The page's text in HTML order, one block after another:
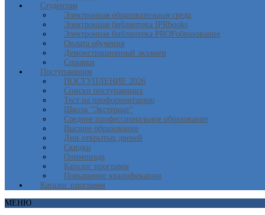
Студентам
Электронная образовательная среда
Электронная библиотека IPRbooks
Электронная библиотека PROFобразование
Оплата обучения
Демонстрационный экзамен
Справки
Поступающим
ПОСТУПЛЕНИЕ 2026
Списки поступающих
Тест на профориентацию
Школа "Экстернат"
Среднее профессиональное образование
Высшее образование
Дни открытых дверей
Скидки
Олимпиада
Каталог программ
Повышение квалификации
Каталог программ
МЕНЮ